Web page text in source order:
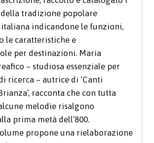
tradizione popolare
italiana indicandone le funzioni,
le caratteristiche e
per destinazioni. Maria
– studiosa essenziale per
ricerca – autrice di ‘Canti
racconta che con tutta
melodie risalgono
prima metà dell’800.
propone una rielaborazione